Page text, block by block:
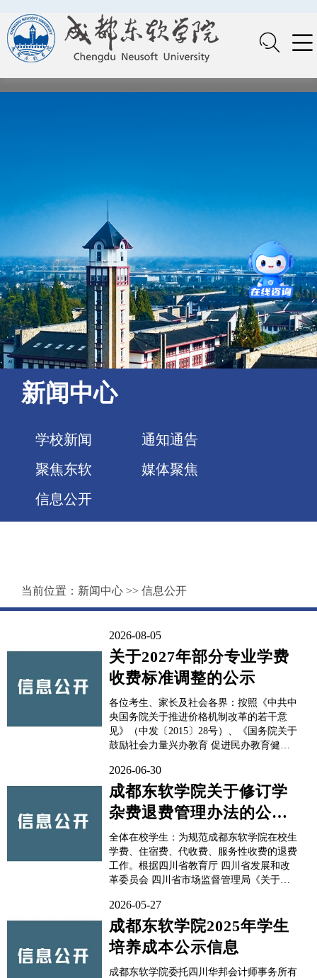
新闻中心
学校新闻
通知通告
聚焦东软
媒体聚焦
信息公开
当前位置： 新闻中心 >> 信息公开
2026-08-05
关于2027年部分专业学费
收费标准调整的公示
各位考生、家长及社会各界：按照《中共中
央国务院关于推进价格机制改革的若干意
见》（中发〔2015〕28号）、《国务院关于
鼓励社会力量兴办教育 促进民办教育健康
《四川省教育厅 四川省发展和改革委员会
四川省市场监督管理局 关于完善我省民办
高校价格管理方式加强事中事后监管的通
知》（川教...
2026-06-30
成都东软学院关于修订学
杂费退费管理办法的公示
信息
全体在校学生：为规范成都东软学院在校生
学费、住宿费、代收费、服务性收费的退费
工作。根据四川省教育厅 四川省发展和改
革委员会 四川省市场监督管理局《关于完
监管的通知》（川教〔2026〕72号）文件精
神，结合学校实际，特修订《成都东软学院
学杂费退费管理办法》。本办法适用于向接
受学历教育...
2026-05-27
成都东软学院2025年学生
培养成本公示信息
成都东软学院委托四川华邦会计师事务所有